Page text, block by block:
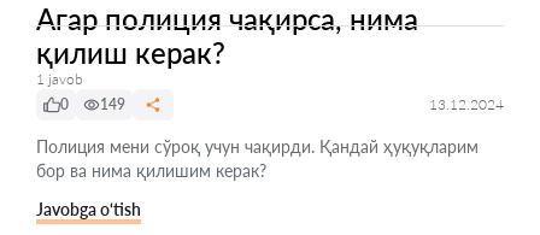
Агар полиция чақирса, нима
қилиш керак?
1 javob
0
149 13.12.2024
Полиция мени сўроқ учун чақирди. Қандай ҳуқуқларим
бор ва нима қилишим керак?
Javobga o‘tish